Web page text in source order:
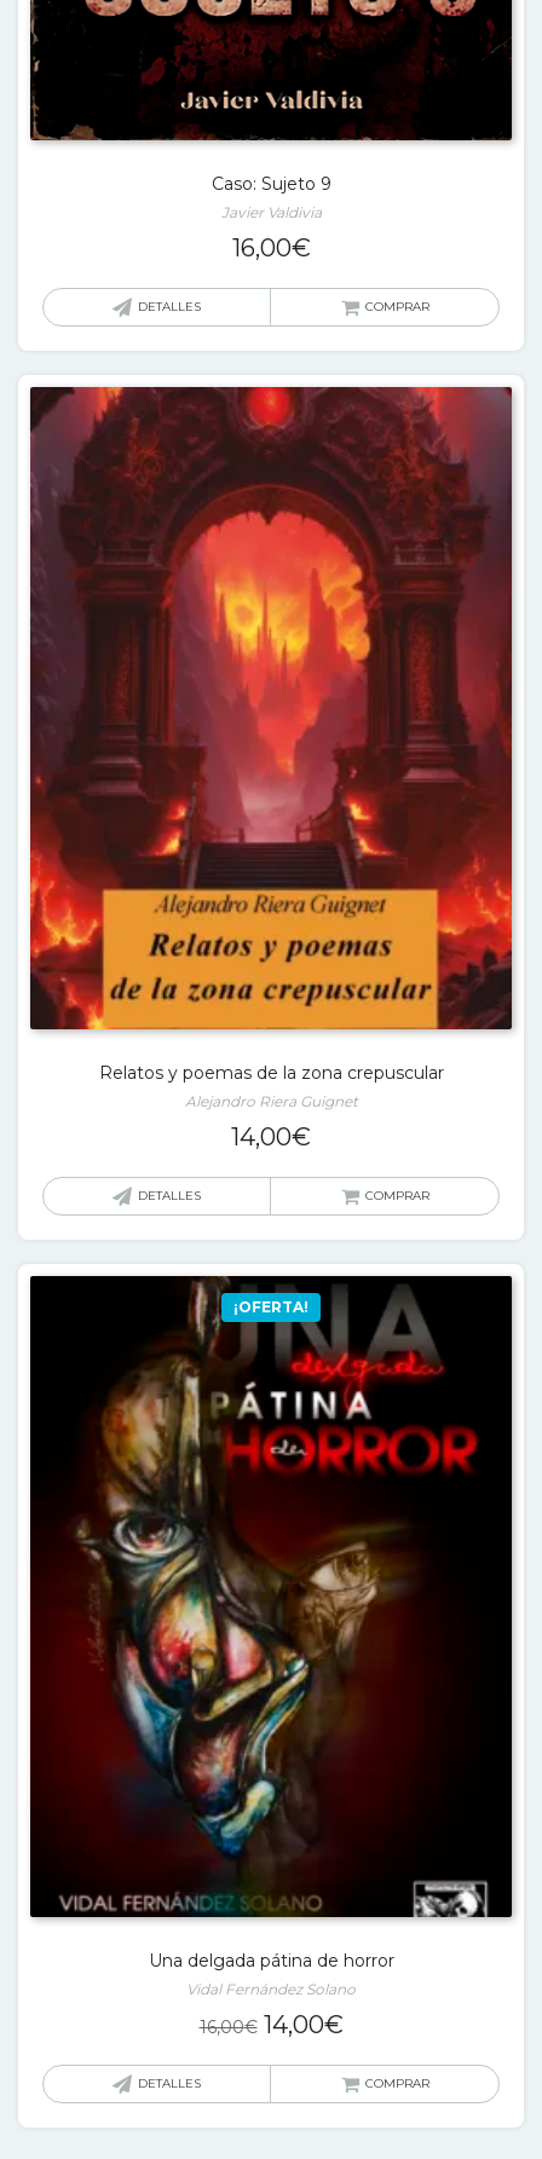
Caso: Sujeto 9
Javier Valdivia
16,00€
DETALLES COMPRAR
Relatos y poemas de la zona crepuscular
Alejandro Riera Guignet
14,00€
DETALLES COMPRAR
¡OFERTA!
Una delgada pátina de horror
Vidal Fernández Solano
16,00€ El
original
14,00€El
actual
DETALLES COMPRAR